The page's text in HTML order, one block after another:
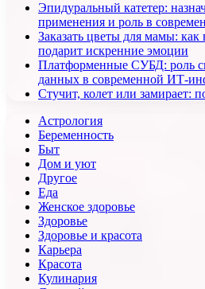
Эпидуральный катетер:
применения и роль в
Заказать цветы для мамы: как
подарит искренние эмоции
Платформенные СУБД: роль
данных в современной ИТ-
Стучит, колет или замирает:
Астрология
Беременность
Быт
Дом и уют
Другое
Еда
Женское здоровье
Здоровье
Здоровье и красота
Карьера
Красота
Кулинария